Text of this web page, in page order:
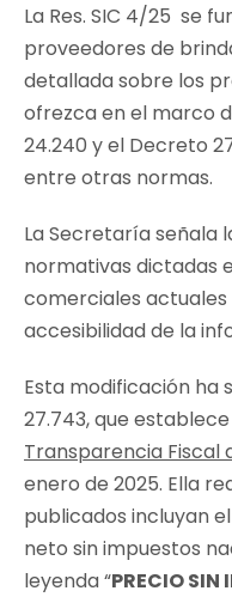
La Res. SIC 4/25 se
proveedores de
detallada sobre los
ofrezca en el marco
24.240 y el Decreto
entre otras normas.
La Secretaría señala
normativas dictadas
comerciales
accesibilidad de la
Esta modificación ha
27.743, que establece
Transparencia Fiscal
enero de 2025. Ella
publicados incluyan
neto sin impuestos
leyenda “PRECIO SIN